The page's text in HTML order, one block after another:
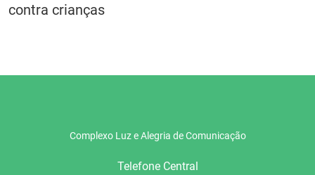
contra crianças
Complexo Luz e Alegria de Comunicação
Telefone Central